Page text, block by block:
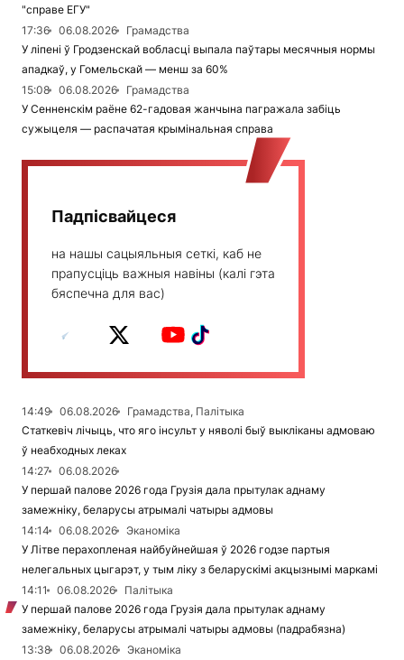
"справе ЕГУ"
17:36
06.08.2026
Грамадства
У ліпені ў Гродзенскай вобласці выпала паўтары месячныя нормы
ападкаў, у Гомельскай — менш за 60%
15:08
06.08.2026
Грамадства
У Сенненскім раёне 62-гадовая жанчына пагражала забіць
сужыцеля — распачатая крымінальная справа
Падпісвайцеся
на нашы сацыяльныя сеткі, каб не
прапусціць важныя навіны (калі гэта
бяспечна для вас)
14:49 06.08.2026
Грамадства, Палітыка
Статкевіч лічыць, что яго інсульт у няволі быў выкліканы адмоваю
ў неабходных леках
14:27
06.08.2026
У першай палове 2026 года Грузія дала прытулак аднаму
замежніку, беларусы атрымалі чатыры адмовы
14:14
06.08.2026
Эканоміка
У Літве перахопленая найбуйнейшая ў 2026 годзе партыя
нелегальных цыгарэт, у тым ліку з беларускімі акцызнымі маркамі
14:11
06.08.2026
Палітыка
У першай палове 2026 года Грузія дала прытулак аднаму
замежніку, беларусы атрымалі чатыры адмовы (падрабязна)
13:38
06.08.2026
Эканоміка